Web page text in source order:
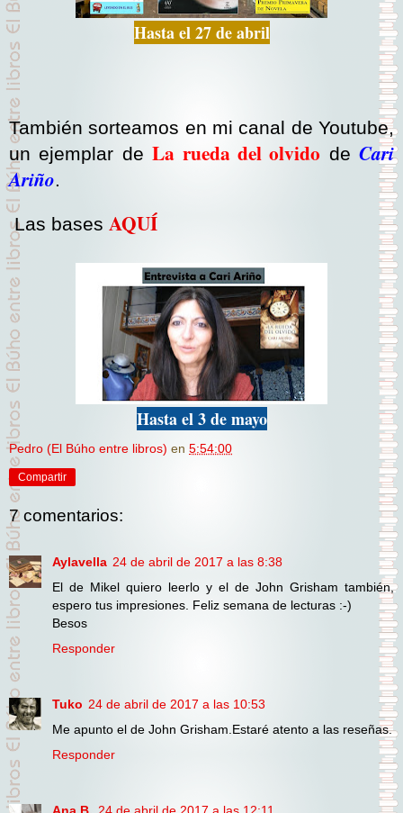
Hasta el 27 de abril
También sorteamos en mi canal de Youtube,
un ejemplar deLa rueda del olvido de Cari
Ariño.
Las bases AQUÍ
Hasta el 3 de mayo
Pedro (El Búho entre libros) en 5:54:00
Compartir
7 comentarios:
Aylavella 24 de abril de 2017 a las 8:38
El de Mikel quiero leerlo y el de John Grisham también,
espero tus impresiones. Feliz semana de lecturas :-)
Besos
Responder
Tuko 24 de abril de 2017 a las 10:53
Me apunto el de John Grisham.Estaré atento a las reseñas.
Responder